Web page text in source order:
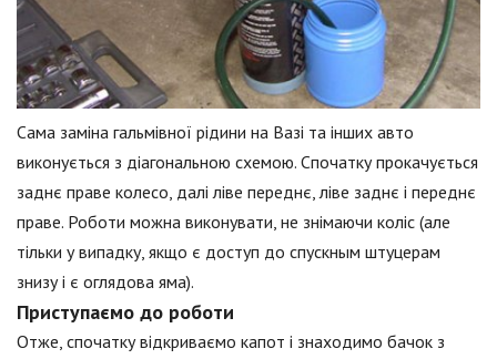
Сама заміна гальмівної рідини на Вазі та інших авто
виконується з діагональною схемою. Спочатку прокачується
заднє праве колесо, далі ліве переднє, ліве заднє і переднє
праве. Роботи можна виконувати, не знімаючи коліс (але
тільки у випадку, якщо є доступ до спускным штуцерам
знизу і є оглядова яма).
Приступаємо до роботи
Отже, спочатку відкриваємо капот і знаходимо бачок з